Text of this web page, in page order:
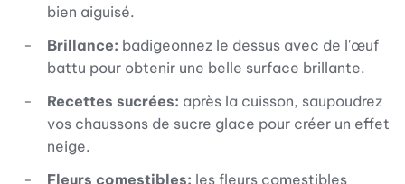
bien aiguisé.
Brillance: badigeonnez le dessus avec de l'œuf
battu pour obtenir une belle surface brillante.
Recettes sucrées: après la cuisson, saupoudrez
vos chaussons de sucre glace pour créer un effet
neige.
Fleurs comestibles: les fleurs comestibles